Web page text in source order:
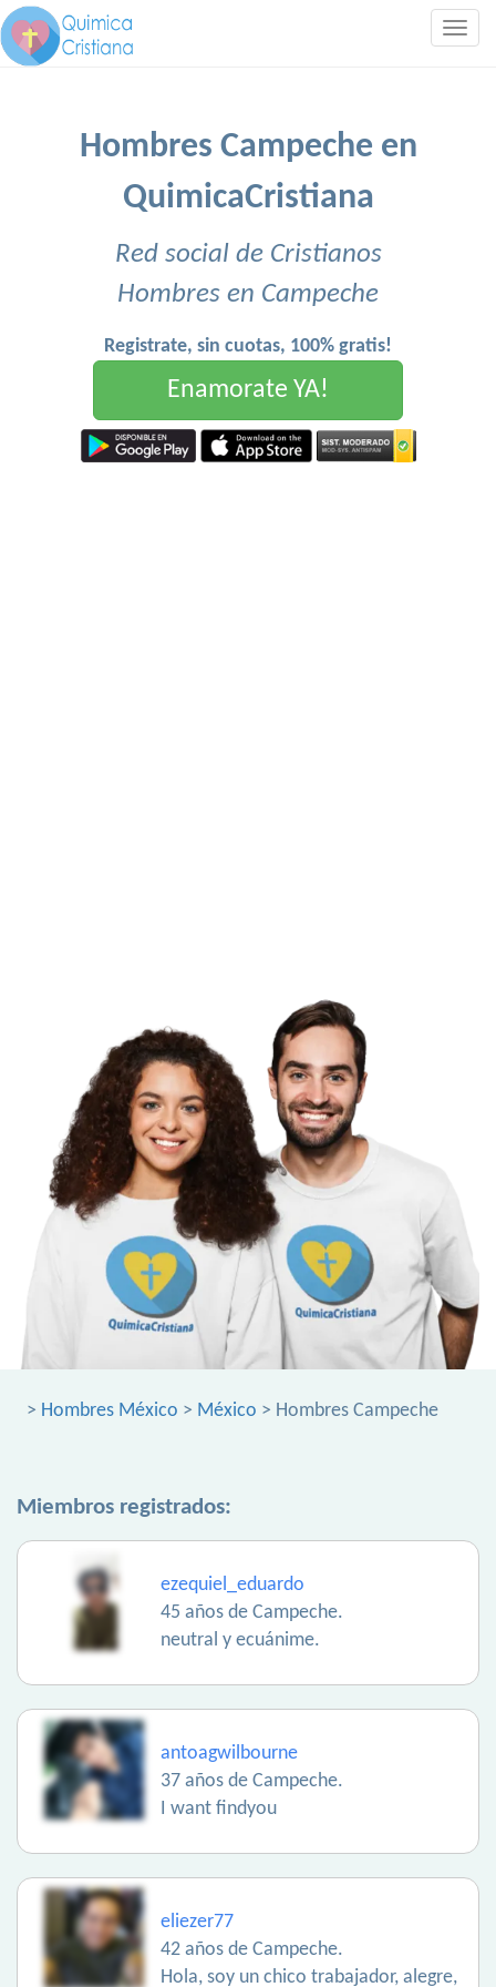
Hombres Campeche en
QuimicaCristiana
Red social de Cristianos
Hombres en Campeche
Registrate, sin cuotas, 100% gratis!
Enamorate YA!
> Hombres México > México > Hombres Campeche
Miembros registrados:
ezequiel_eduardo
45 años de Campeche.
neutral y ecuánime.
antoagwilbourne
37 años de Campeche.
I want findyou
eliezer77
42 años de Campeche.
Hola, soy un chico trabajador, alegre,